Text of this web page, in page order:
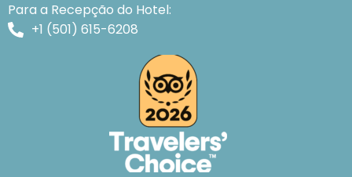
Para a Recepção do Hotel:
+1 (501) 615-6208